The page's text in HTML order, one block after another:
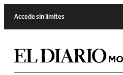
Accede sin límites